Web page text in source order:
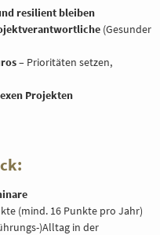
resilient bleiben
(Gesunder
– Prioritäten setzen,
Projekten
(mind. 16 Punkte pro Jahr)
)Alltag in der